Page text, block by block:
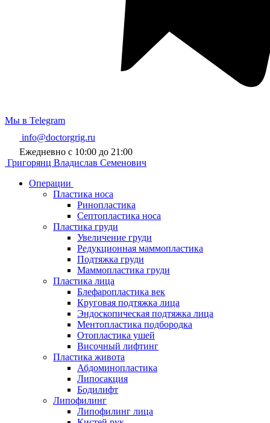
Мы в Telegram
info@doctorgrig.ru
Ежедневно с 10:00 до 21:00
Григорянц Владислав Семенович
Операции
Пластика носа
Ринопластика
Септопластика носа
Пластика груди
Увеличение груди
Редукционная маммопластика
Подтяжка груди
Маммопластика груди
Пластика лица
Блефаропластика век
Круговая подтяжка лица
Эндоскопическая подтяжка лица
Ментопластика подбородка
Отопластика ушей
Височный лифтинг
Пластика живота
Абдоминопластика
Липосакция
Бодилифт
Липофилинг
Липофилинг лица